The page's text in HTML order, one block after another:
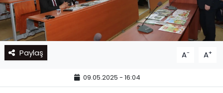
Paylaş A- A+
09.05.2025 - 16:04